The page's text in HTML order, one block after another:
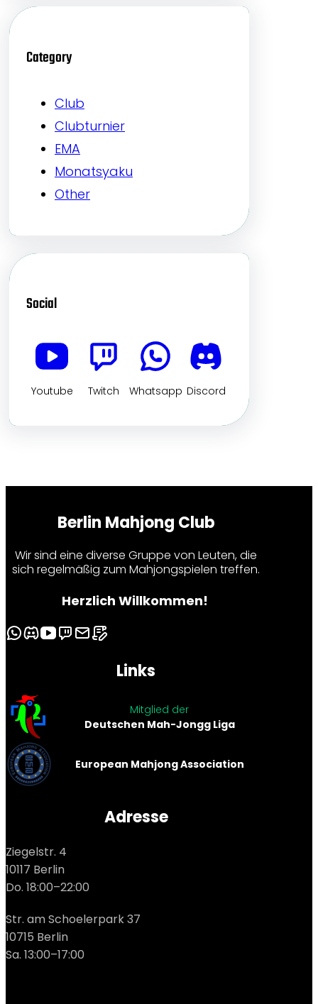
Category
Club
Clubturnier
EMA
Monatsyaku
Other
Social
Youtube Twitch Whatsapp Discord
Berlin Mahjong Club
Wir sind eine diverse Gruppe von Leuten, die
sich regelmäßig zum Mahjongspielen treffen.
Herzlich Willkommen!
Links
Mitglied der
Deutschen Mah-Jongg Liga
European Mahjong Association
Adresse
Ziegelstr. 4
10117 Berlin
Do. 18:00–22:00
Str. am Schoelerpark 37
10715 Berlin
Sa. 13:00–17:00